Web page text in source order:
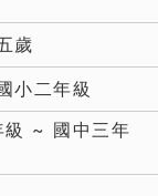
歲
小二年級
級 ~ 國中三年